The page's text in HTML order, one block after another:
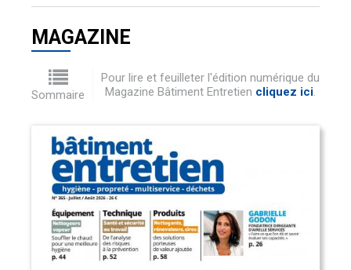
MAGAZINE
Sommaire
Pour lire et feuilleter l'édition numérique du
Magazine Bâtiment Entretien cliquez ici.